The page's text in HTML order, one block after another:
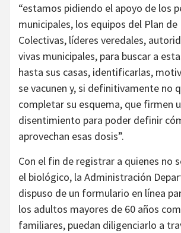
“estamos pidiendo el apoyo de los
municipales, los equipos del Plan
Colectivas, líderes veredales,
vivas municipales, para buscar a
hasta sus casas, identificarlas,
se vacunen y, si definitivamente no
completar su esquema, que firmen
disentimiento para poder definir
aprovechan esas dosis”.
Con el fin de registrar a quienes no
el biológico, la Administración
dispuso de un formulario en línea
los adultos mayores de 60 años
familiares, puedan diligenciarlo a